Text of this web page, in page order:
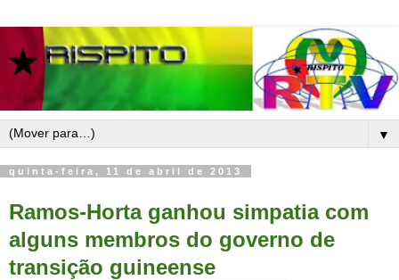
▼
quinta-feira, 11 de abril de 2013
Ramos-Horta ganhou simpatia com
alguns membros do governo de
transição guineense